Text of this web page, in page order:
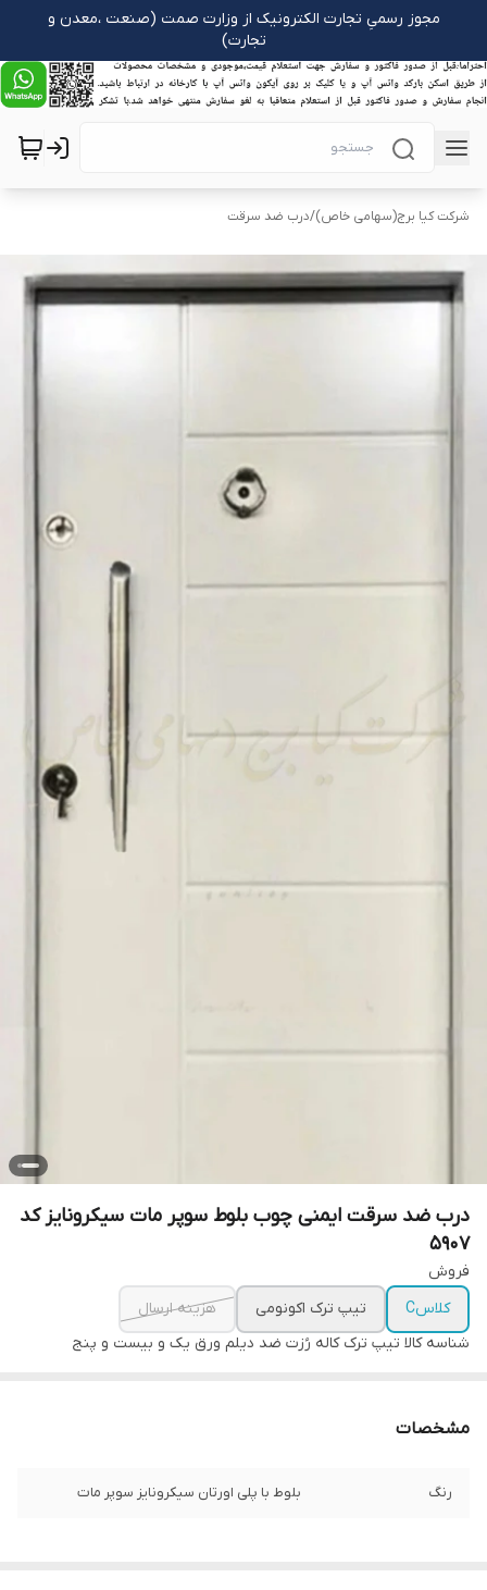
مجوز رسمیِ تجارت الکترونیک از وزارت صمت (صنعت ،معدن و
تجارت)
شرکت کیا برج(سهامی خاص)/درب ضد سرقت
درب ضد سرقت ایمنی چوب بلوط سوپر مات سیکرونایز کد
۵۹۰۷
فروش
کلاسC
تیپ ترک اکونومی
هزینه ارسال
شناسه کالا تیپ ترک کاله رُزت ضد دیلم ورق یک و بیست و پنج
مشخصات
رنگ بلوط با پلی اورتان سیکرونایز سوپر مات